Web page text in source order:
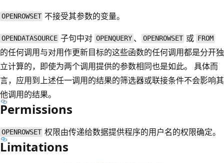
OPENROWSET 不接受其参数的变量。
OPENDATASOURCE 子句中对 OPENQUERY 、 OPENROWSET 或 FROM
的任何调用与对用作更新目标的这些函数的任何调用都是分开独
立计算的，即使为两个调用提供的参数相同也是如此。 具体而
言，应用到上述任一调用的结果的筛选器或联接条件不会影响其
他调用的结果。
Permissions
OPENROWSET 权限由传递给数据提供程序的用户名的权限确定。
Limitations